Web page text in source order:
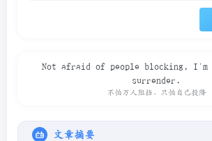
Not afraid of people blocking,
surrender.
不怕万人阻挡，只怕自己投降
文章摘要